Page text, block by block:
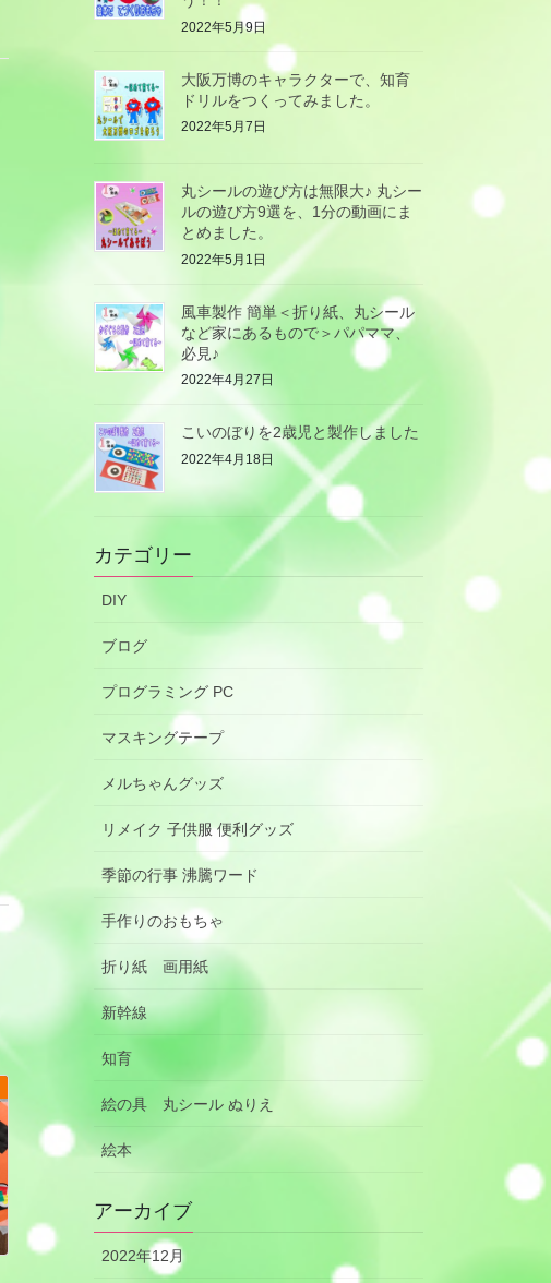
2022年5月9日
大阪万博のキャラクターで、知育
ドリルをつくってみました。
2022年5月7日
丸シールの遊び方は無限大♪ 丸シー
ルの遊び方9選を、1分の動画にま
とめました。
2022年5月1日
風車製作 簡単＜折り紙、丸シール
など家にあるもので＞パパママ、
必見♪
2022年4月27日
こいのぼりを2歳児と製作しました
2022年4月18日
カテゴリー
DIY
ブログ
プログラミング PC
マスキングテープ
メルちゃんグッズ
リメイク 子供服 便利グッズ
季節の行事 沸騰ワード
手作りのおもちゃ
折り紙 画用紙
新幹線
知育
絵の具 丸シール ぬりえ
絵本
アーカイブ
2022年12月